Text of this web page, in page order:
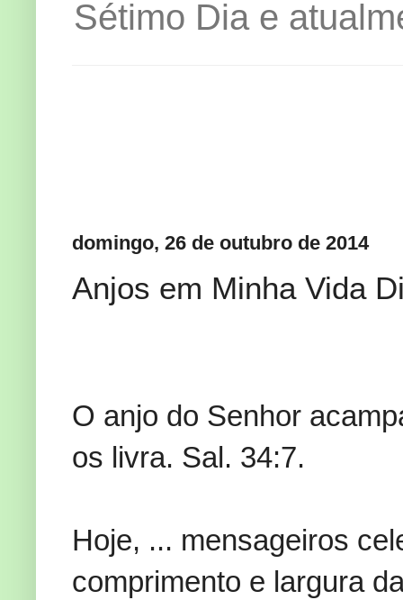
Sétimo Dia e
domingo, 26 de outubro de 2014
Anjos em Minha Vida
O anjo do Senhor
os livra. Sal. 34:7.
Hoje, ... mensageiros
comprimento e largura